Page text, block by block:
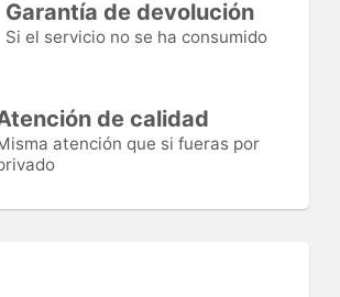
Garantía de devolución
Si el servicio no se ha consumido
de calidad
atención que si fueras por